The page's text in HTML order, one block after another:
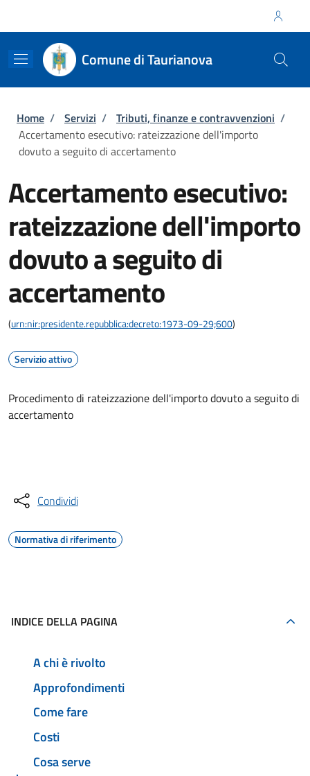
Comune di Taurianova
Briciole di pane
Home / Servizi / Tributi, finanze e contravvenzioni /
Accertamento esecutivo: rateizzazione dell'importo
dovuto a seguito di accertamento
Accertamento esecutivo:
rateizzazione dell'importo
dovuto a seguito di
accertamento
(urn:nir:presidente.repubblica:decreto:1973-09-29;600)
Servizio attivo
Procedimento di rateizzazione dell'importo dovuto a seguito di
accertamento
Condividi
Normativa di riferimento
INDICE DELLA PAGINA
A chi è rivolto
Approfondimenti
Come fare
Costi
Cosa serve